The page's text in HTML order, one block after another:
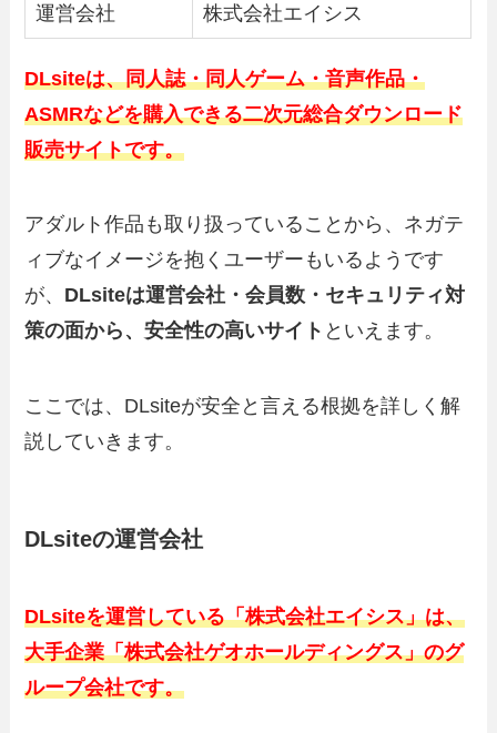
運営会社 株式会社エイシス
DLsiteは、同人誌・同人ゲーム・音声作品・
ASMRなどを購入できる二次元総合ダウンロード
販売サイトです。
アダルト作品も取り扱っていることから、ネガテ
ィブなイメージを抱くユーザーもいるようです
が、 DLsiteは運営会社・会員数・セキュリティ対
策の面から、安全性の高いサイト といえます。
ここでは、DLsiteが安全と言える根拠を詳しく解
説していきます。
DLsiteの運営会社
DLsiteを運営している「株式会社エイシス」は、
大手企業「株式会社ゲオホールディングス」のグ
ループ会社です。